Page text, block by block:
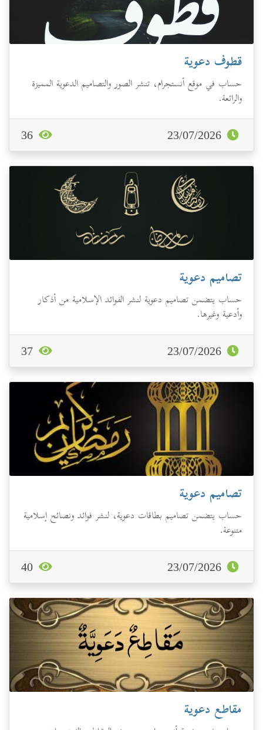
قطوف دعوية
حساب في موقع أنستجرام، تنشر الصور والتصاميم الدعوية المميزة
والرائعة.
تصاميم دعوية
حساب يتضمن تصاميم دعوية لنشر الفوائد الإسلامية من أذكار
وأدعية وغيرها.
تصاميم دعوية
حساب يتضمن تصاميم بطاقات دعوية، لنشر فوائد ونصائح إسلامية
متنوعة.
مقاطع دعوية